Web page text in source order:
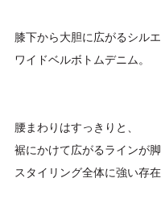
膝下から大胆に広がるシル
ワイドベルボトムデニム。
腰まわりはすっきりと、
裾にかけて広がるラインが脚
スタイリング全体に強い存